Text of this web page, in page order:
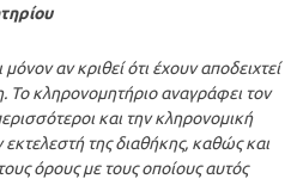
αν κριθεί ότι έχουν αποδειχτεί
Το κληρονομητήριο αναγράφει τον
και την κληρονομική
της διαθήκης, καθώς και
όρους με τους οποίους αυτός